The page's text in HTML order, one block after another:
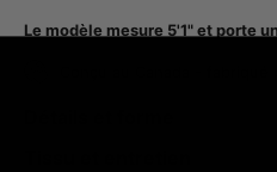
Le modèle mesure 5'1" et porte